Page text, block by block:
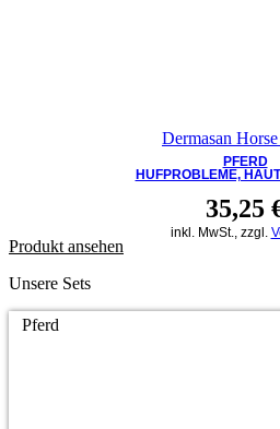
Dermasan
PFERD
HUFPROBLEME,
35,25
inkl. MwSt., zzgl.
Produkt ansehen
Unsere Sets
Pferd